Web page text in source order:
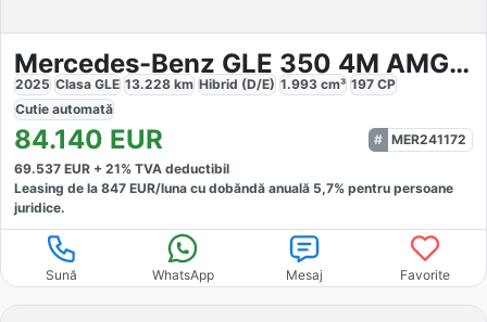
Mercedes-Benz GLE 350 4M AMG Premium
2025 Clasa GLE 13.228 km Hibrid (D/E) 1.993 cm³ 197 CP
Cutie automată
84.140 EUR
MER241172
69.537 EUR + 21% TVA deductibil
Leasing de la 847 EUR/luna cu dobăndă anuală 5,7% pentru persoane
juridice.
Sună WhatsApp Mesaj Favorite